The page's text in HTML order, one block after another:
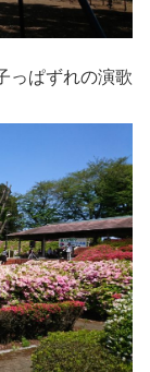
っぱずれの演歌